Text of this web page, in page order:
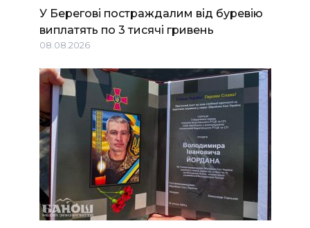
У Берегові постраждалим від буревію
виплатять по 3 тисячі гривень
08.08.2026